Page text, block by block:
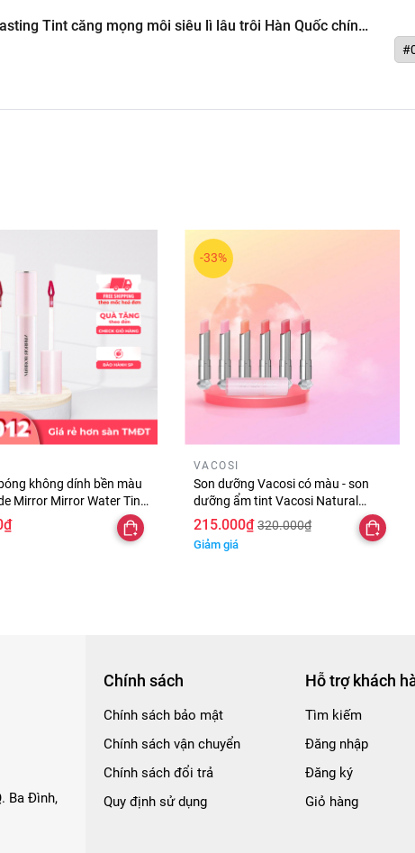
(Kiwi) Fruit Extract, Carica Papaya (Papaya) Fruit Extract,
Fruit Extract, Mangifera Indica (Mango) Fruit Extract, Psidium
và dưỡng ẩm cho môi.
độ ẩm trên môi.
bảo quản và giữ tuổi thọ của sản phẩm lâu hơn.
hồ lô” cho đôi môi.
sống.
Tint căng mọng môi siêu lì lâu trôi Hàn Quốc chính
không dính bền màu
Mirror Mirror Water Tint
môi , bền màu 4g
-33%
VACOSI
Son dưỡng Vacosi có màu - son
dưỡng ẩm tint Vacosi Natural
Studio Color Lip Balm 3g cao cấp
215.000₫ 320.000₫
Giảm giá
Ba Đình,
Chính sách
Chính sách bảo mật
Chính sách vận chuyển
Chính sách đổi trả
Quy định sử dụng
Hỗ trợ khách
Tìm kiếm
Đăng nhập
Đăng ký
Giỏ hàng